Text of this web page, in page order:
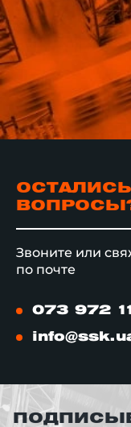
ОСТАЛИСЬ
Звоните или
по почте
073 972